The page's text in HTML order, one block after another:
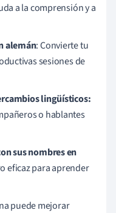
a la comprensión y a
alemán: Convierte tu
sesiones de
lingüísticos:
o hablantes
sus nombres en
eficaz para aprender
puede mejorar